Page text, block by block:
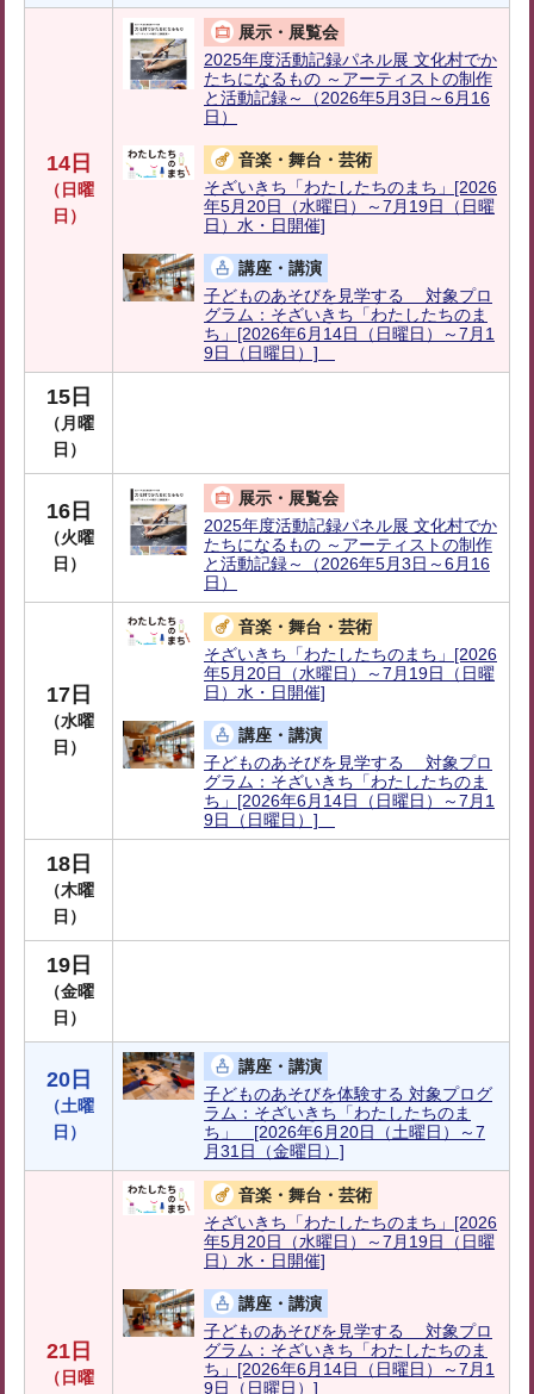
14日
（日曜
日）
展示・展覧会
2025年度活動記録パネル展 文化村でか
たちになるもの ～アーティストの制作
と活動記録～（2026年5月3日～6月16
日）
音楽・舞台・芸術
そざいきち「わたしたちのまち」[2026
年5月20日（水曜日）～7月19日（日曜
日）水・日開催]
講座・講演
子どものあそびを見学する 対象プロ
グラム：そざいきち「わたしたちのま
ち」[2026年6月14日（日曜日）～7月1
9日（日曜日）]
15日
（月曜
日）
16日
（火曜
日）
展示・展覧会
2025年度活動記録パネル展 文化村でか
たちになるもの ～アーティストの制作
と活動記録～（2026年5月3日～6月16
日）
17日
（水曜
日）
音楽・舞台・芸術
そざいきち「わたしたちのまち」[2026
年5月20日（水曜日）～7月19日（日曜
日）水・日開催]
講座・講演
子どものあそびを見学する 対象プロ
グラム：そざいきち「わたしたちのま
ち」[2026年6月14日（日曜日）～7月1
9日（日曜日）]
18日
（木曜
日）
19日
（金曜
日）
20日
（土曜
日）
講座・講演
子どものあそびを体験する 対象プログ
ラム：そざいきち「わたしたちのま
ち」 [2026年6月20日（土曜日）～7
月31日（金曜日）]
21日
（日曜
音楽・舞台・芸術
そざいきち「わたしたちのまち」[2026
年5月20日（水曜日）～7月19日（日曜
日）水・日開催]
講座・講演
子どものあそびを見学する 対象プロ
グラム：そざいきち「わたしたちのま
ち」[2026年6月14日（日曜日）～7月1
9日（日曜日）]